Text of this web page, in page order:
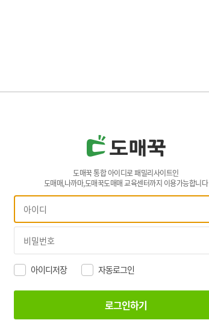
도매꾹 통합 아이디로 패밀리사이트인
도매매,나까마,도매꾹도매매 교육센터까지 이용가능합니다
아이디저장 자동로그인